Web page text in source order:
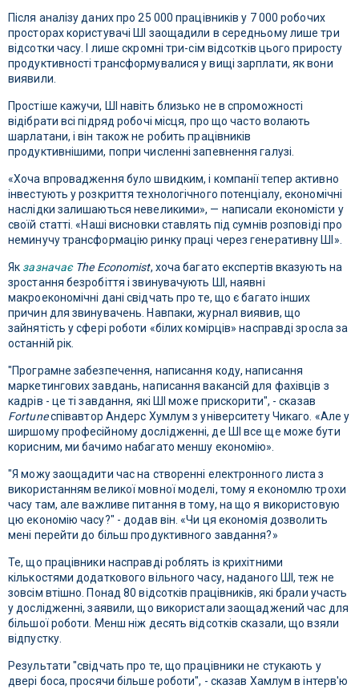
Після аналізу даних про 25 000 працівників у 7 000 робочих
просторах користувачі ШІ заощадили в середньому лише три
відсотки часу. І лише скромні три-сім відсотків цього приросту
продуктивності трансформувалися у вищі зарплати, як вони
виявили.
Простіше кажучи, ШІ навіть близько не в спроможності
відібрати всі підряд робочі місця, про що часто волають
шарлатани, і він також не робить працівників
продуктивнішими, попри численні запевнення галузі.
«Хоча впровадження було швидким, і компанії тепер активно
інвестують у розкриття технологічного потенціалу, економічні
наслідки залишаються невеликими», — написали економісти у
своїй статті. «Наші висновки ставлять під сумнів розповіді про
неминучу трансформацію ринку праці через генеративну ШІ».
Як зазначає The Economist, хоча багато експертів вказують на
зростання безробіття і звинувачують ШІ, наявні
макроекономічні дані свідчать про те, що є багато інших
причин для звинувачень. Навпаки, журнал виявив, що
зайнятість у сфері роботи «білих комірців» насправді зросла за
останній рік.
"Програмне забезпечення, написання коду, написання
маркетингових завдань, написання вакансій для фахівців з
кадрів - це ті завдання, які ШІ може прискорити", - сказав
Fortuneспівавтор Андерс Хумлум з університету Чикаго. «Але у
ширшому професійному дослідженні, де ШІ все ще може бути
корисним, ми бачимо набагато меншу економію».
"Я можу заощадити час на створенні електронного листа з
використанням великої мовної моделі, тому я економлю трохи
часу там, але важливе питання в тому, на що я використовую
цю економію часу?" - додав він. «Чи ця економія дозволить
мені перейти до більш продуктивного завдання?»
Те, що працівники насправді роблять із крихітними
кількостями додаткового вільного часу, наданого ШІ, теж не
зовсім втішно. Понад 80 відсотків працівників, які брали участь
у дослідженні, заявили, що використали заощаджений час для
більшої роботи. Менш ніж десять відсотків сказали, що взяли
відпустку.
Результати "свідчать про те, що працівники не стукають у
двері боса, просячи більше роботи", - сказав Хамлум в інтерв'ю